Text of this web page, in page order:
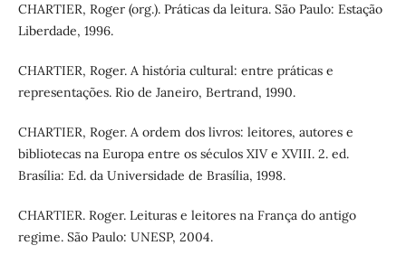
CHARTIER, Roger (org.). Práticas da leitura. São Paulo: Estação
Liberdade, 1996.
CHARTIER, Roger. A história cultural: entre práticas e
representações. Rio de Janeiro, Bertrand, 1990.
CHARTIER, Roger. A ordem dos livros: leitores, autores e
bibliotecas na Europa entre os séculos XIV e XVIII. 2. ed.
Brasília: Ed. da Universidade de Brasília, 1998.
CHARTIER. Roger. Leituras e leitores na França do antigo
regime. São Paulo: UNESP, 2004.